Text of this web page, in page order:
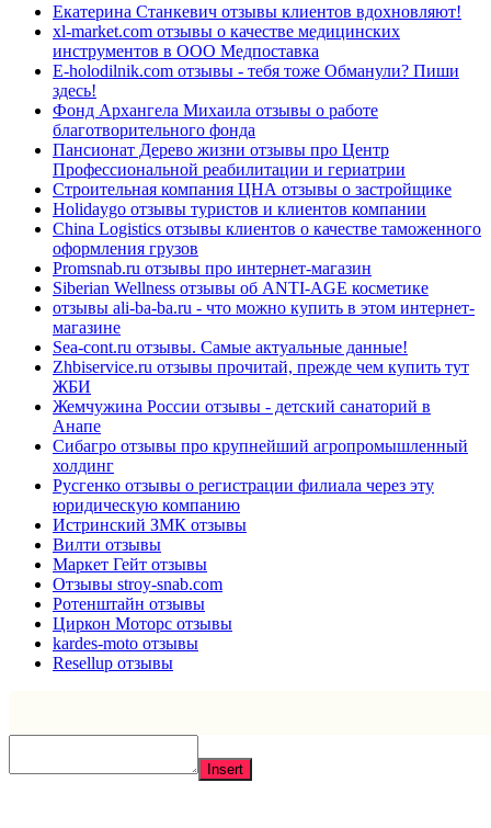
Екатерина Станкевич отзывы клиентов вдохновляют!
xl-market.com отзывы о качестве медицинских
инструментов в ООО Медпоставка
E-holodilnik.com отзывы - тебя тоже Обманули? Пиши
здесь!
Фонд Архангела Михаила отзывы о работе
благотворительного фонда
Пансионат Дерево жизни отзывы про Центр
Профессиональной реабилитации и гериатрии
Строительная компания ЦНА отзывы о застройщике
Holidaygo отзывы туристов и клиентов компании
China Logistics отзывы клиентов о качестве таможенного
оформления грузов
Promsnab.ru отзывы про интернет-магазин
Siberian Wellness отзывы об ANTI-AGE косметике
отзывы ali-ba-ba.ru - что можно купить в этом интернет-
магазине
Sea-cont.ru отзывы. Самые актуальные данные!
Zhbiservice.ru отзывы прочитай, прежде чем купить тут
ЖБИ
Жемчужина России отзывы - детский санаторий в
Анапе
Сибагро отзывы про крупнейший агропромышленный
холдинг
Русгенко отзывы о регистрации филиала через эту
юридическую компанию
Истринский ЗМК отзывы
Вилти отзывы
Маркет Гейт отзывы
Отзывы stroy-snab.com
Ротенштайн отзывы
Циркон Моторс отзывы
kardes-moto отзывы
Resellup отзывы
Insert